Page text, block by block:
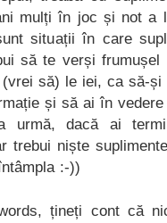
mulți în joc și not a
situații în care
să te verși frumușel
să) le iei, ca să-
și să ai în
urmă, dacă ai
trebui niște
:-))
țineți cont că